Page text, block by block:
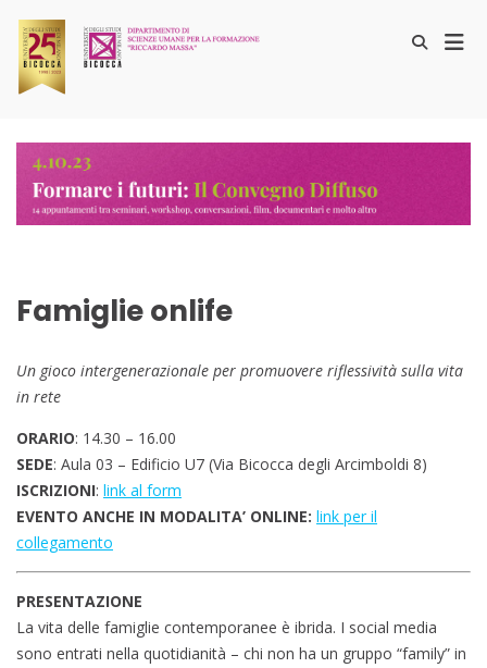
contenuto
Mostra
ricerca
Famiglie onlife
Un gioco intergenerazionale per promuovere riflessività sulla vita
in rete
ORARIO: 14.30 – 16.00
SEDE: Aula 03 – Edificio U7 (Via Bicocca degli Arcimboldi 8)
ISCRIZIONI: link al form
EVENTO ANCHE IN MODALITA’ ONLINE: link per il
collegamento
PRESENTAZIONE
La vita delle famiglie contemporanee è ibrida. I social media
sono entrati nella quotidianità – chi non ha un gruppo “family” in